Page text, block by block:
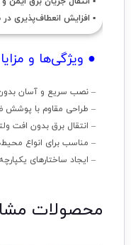
▪ افزایش انعطاف‌پذیری
● ویژگی‌ها و
– نصب سریع و آسان
– طراحی مقاوم با
– انتقال برق بدون افت
– مناسب برای انواع
– ایجاد ساختارهای
محصولات